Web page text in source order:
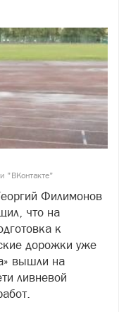
"ВКонтакте"
Филимонов
что на
к
дорожки уже
вышли на
ливневой